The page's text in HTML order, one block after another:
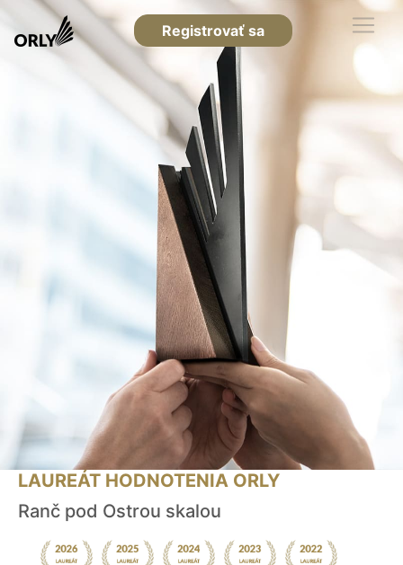
Registrovať sa
LAUREÁT HODNOTENIA ORLY
Ranč pod Ostrou skalou